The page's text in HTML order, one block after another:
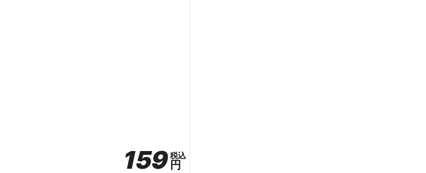
159
159税込
税込
円
円